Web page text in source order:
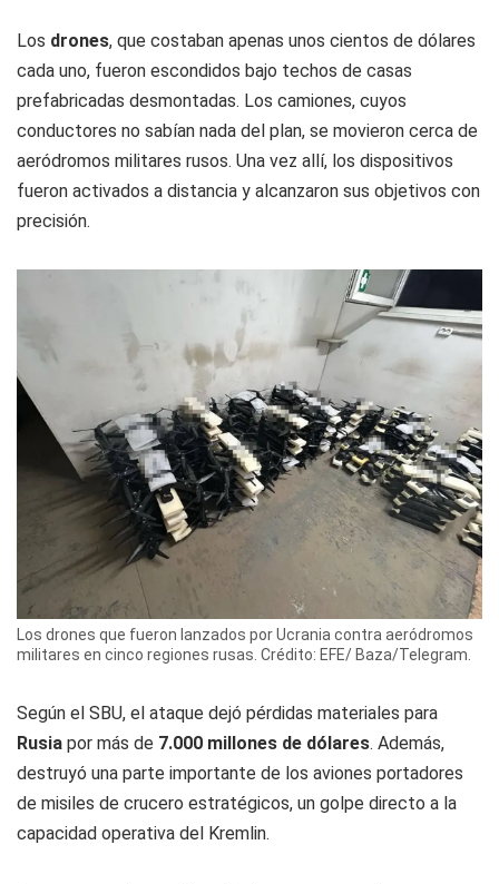
Los drones, que costaban apenas unos cientos de dólares
cada uno, fueron escondidos bajo techos de casas
prefabricadas desmontadas. Los camiones, cuyos
conductores no sabían nada del plan, se movieron cerca de
aeródromos militares rusos. Una vez allí, los dispositivos
fueron activados a distancia y alcanzaron sus objetivos con
precisión.
Los drones que fueron lanzados por Ucrania contra aeródromos
militares en cinco regiones rusas. Crédito: EFE/ Baza/Telegram.
Según el SBU, el ataque dejó pérdidas materiales para
Rusia por más de 7.000 millones de dólares. Además,
destruyó una parte importante de los aviones portadores
de misiles de crucero estratégicos, un golpe directo a la
capacidad operativa del Kremlin.